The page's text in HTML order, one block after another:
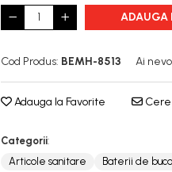
ADAUGA
Cod Produs: BEMH-8513 Ai
Adauga la Favorite
Categorii:
Articole sanitare
Baterii de